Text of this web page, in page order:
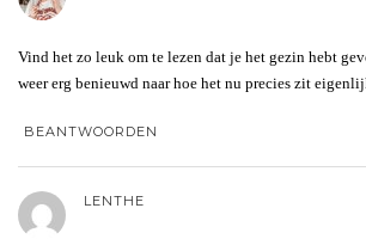
Vind het zo leuk om te lezen dat je het gezin hebt
weer erg benieuwd naar hoe het nu precies zit
BEANTWOORDEN
LENTHE